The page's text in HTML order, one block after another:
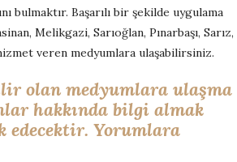
bulmaktır. Başarılı bir şekilde uygulama
Melikgazi, Sarıoğlan, Pınarbaşı, Sarız,
veren medyumlara ulaşabilirsiniz.
olan medyumlara ulaşma
hakkında bilgi almak
edecektir. Yorumlara